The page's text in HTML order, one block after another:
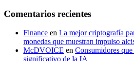
Comentarios recientes
Finance en La mejor criptografía
monedas que muestran impulso
McDVOICE en Consumidores
significativo de la IA